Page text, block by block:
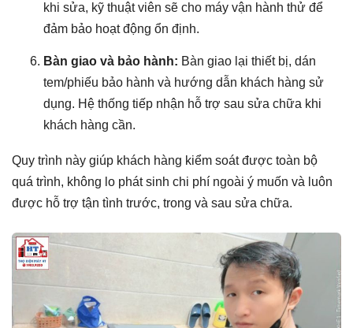
khi sửa, kỹ thuật viên sẽ cho máy vận hành thử để
đảm bảo hoạt động ổn định.
Bàn giao và bảo hành: Bàn giao lại thiết bị, dán
tem/phiếu bảo hành và hướng dẫn khách hàng sử
dụng. Hệ thống tiếp nhận hỗ trợ sau sửa chữa khi
khách hàng cần.
Quy trình này giúp khách hàng kiểm soát được toàn bộ
quá trình, không lo phát sinh chi phí ngoài ý muốn và luôn
được hỗ trợ tận tình trước, trong và sau sửa chữa.